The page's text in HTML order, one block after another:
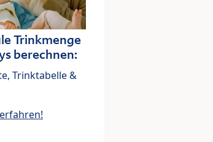
Trinkmenge
berechnen:
Trinktabelle &